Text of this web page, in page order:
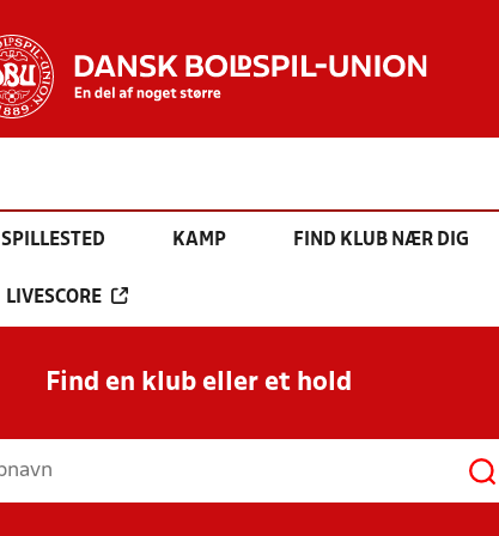
SPILLESTED KAMP FIND KLUB NÆR DIG
LIVESCORE
Find en klub eller et hold